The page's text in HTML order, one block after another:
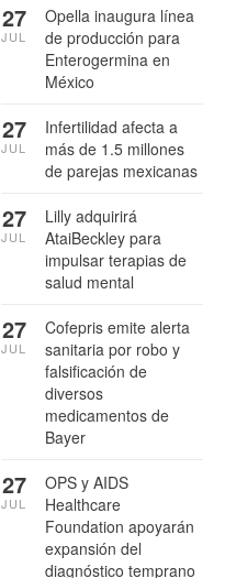
Opella inaugura línea
de producción para
Enterogermina en
México
27
JUL
Infertilidad afecta a
más de 1.5 millones
de parejas mexicanas
27
JUL
Lilly adquirirá
AtaiBeckley para
impulsar terapias de
salud mental
27
JUL
Cofepris emite alerta
sanitaria por robo y
falsificación de
diversos
medicamentos de
Bayer
27
JUL
OPS y AIDS
Healthcare
Foundation apoyarán
expansión del
diagnóstico temprano
27
JUL